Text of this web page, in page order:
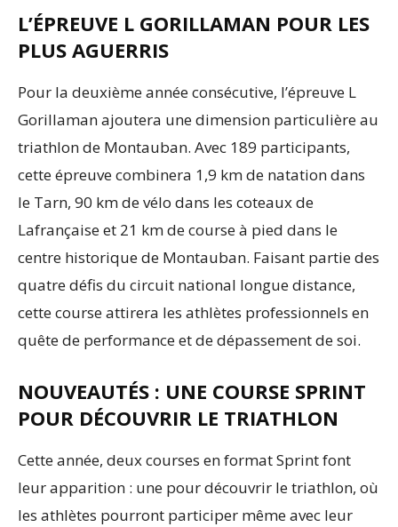
L’ÉPREUVE L GORILLAMAN POUR LES
PLUS AGUERRIS
Pour la deuxième année consécutive, l’épreuve L
Gorillaman ajoutera une dimension particulière au
triathlon de Montauban. Avec 189 participants,
cette épreuve combinera 1,9 km de natation dans
le Tarn, 90 km de vélo dans les coteaux de
Lafrançaise et 21 km de course à pied dans le
centre historique de Montauban. Faisant partie des
quatre défis du circuit national longue distance,
cette course attirera les athlètes professionnels en
quête de performance et de dépassement de soi.
NOUVEAUTÉS : UNE COURSE SPRINT
POUR DÉCOUVRIR LE TRIATHLON
Cette année, deux courses en format Sprint font
leur apparition : une pour découvrir le triathlon, où
les athlètes pourront participer même avec leur